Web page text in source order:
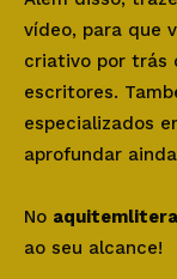
vídeo, para que
criativo por trás
escritores.
especializados
aprofundar
No
ao seu alcance!